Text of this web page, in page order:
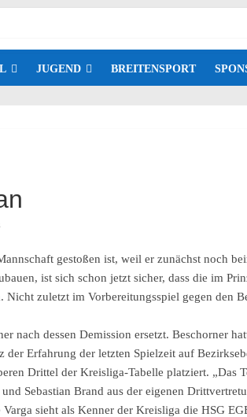
JUGEND BREITENSPORT
gestoßen ist, weil er zunächst noch
ist sich schon jetzt sicher, dass die im
Nicht zuletzt im Vorbereitungsspiel gegen den
nach dessen Demission ersetzt. Beschorner
der Erfahrung der letzten Spielzeit auf
Drittel der Kreisliga-Tabelle platziert. „Das
Sebastian Brand aus der eigenen
sieht als Kenner der Kreisliga die HSG